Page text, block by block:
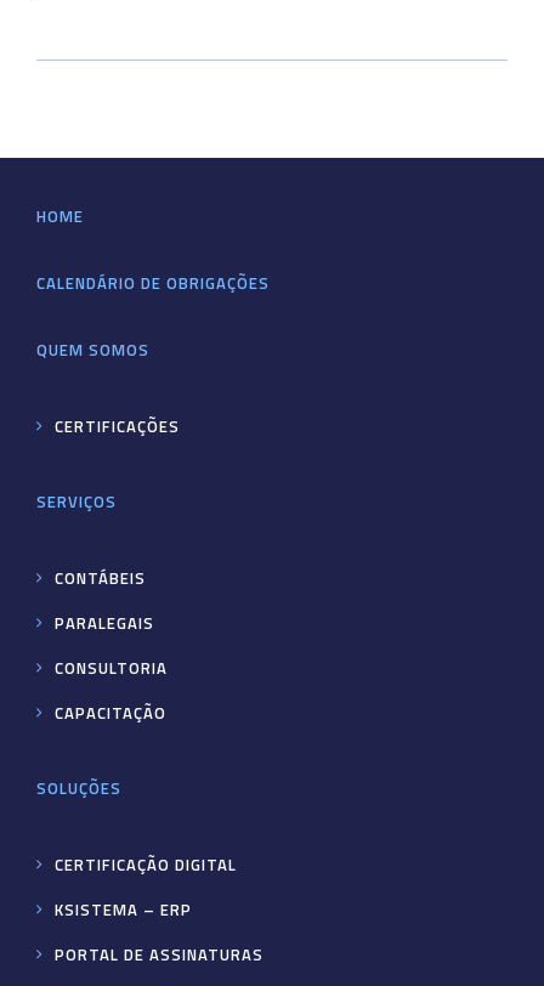
HOME
CALENDÁRIO DE OBRIGAÇÕES
QUEM SOMOS
CERTIFICAÇÕES
SERVIÇOS
CONTÁBEIS
PARALEGAIS
CONSULTORIA
CAPACITAÇÃO
SOLUÇÕES
CERTIFICAÇÃO DIGITAL
KSISTEMA – ERP
PORTAL DE ASSINATURAS